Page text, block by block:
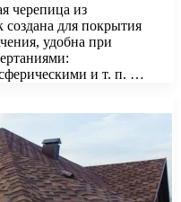
черепица из
для покрытия
удобна при
и т. п. …